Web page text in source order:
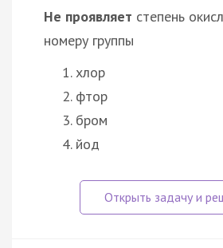
Не проявляет степень
номеру группы
хлор
фтор
бром
йод